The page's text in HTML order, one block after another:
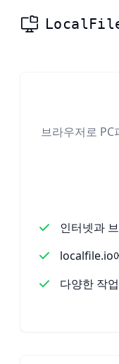
브라우저로
인터넷과
localfile.io
다양한 작